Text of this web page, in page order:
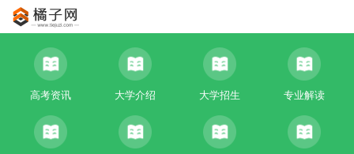
高考资讯 大学介绍 大学招生 专业解读